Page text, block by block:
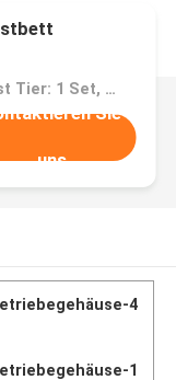
Preis：1st Tier: 1 Set, Unit Price USD 3.00 2nd Tier: 2-5 Sets, Unit Price USD 2.00 3rd Tier: Over 5 Sets, Unit Price USD 1.00
Sie
uns
4
1